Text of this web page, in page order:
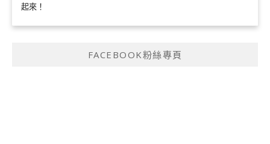
起來！
FACEBOOK粉絲專頁